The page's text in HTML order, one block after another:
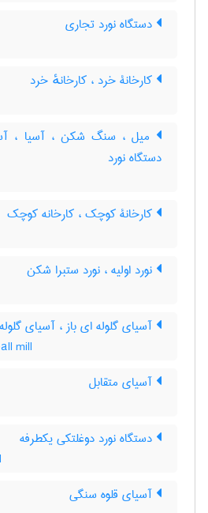
دستگاه نورد تجاری
کارخانۀ خرد ، کارخانهٔ خرد
میل ، سنگ شکن ، آسیا ،
دستگاه نورد
کارخانۀ کوچک ، کارخانه کوچک
نورد اولیه ، نورد ستبرا شکن
آسیای گلوله ای باز ، آسیای
mill
آسیای متقابل
دستگاه نورد دوغلتکی یکطرفه
آسیای قلوه سنگی